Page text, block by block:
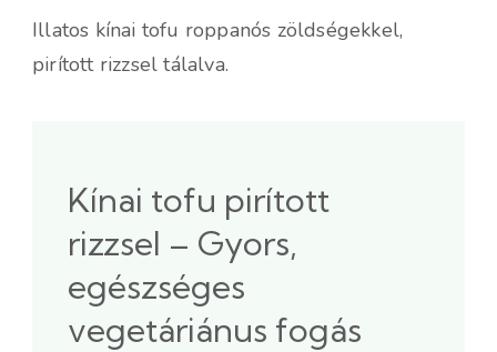
Illatos kínai tofu roppanós zöldségekkel,
pirított rizzsel tálalva.
Kínai tofu pirított
rizzsel – Gyors,
egészséges
vegetáriánus fogás